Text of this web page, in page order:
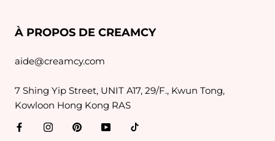
À PROPOS DE CREAMCY
aide@creamcy.com
7 Shing Yip Street, UNIT A17, 29/F., Kwun Tong,
Kowloon Hong Kong RAS